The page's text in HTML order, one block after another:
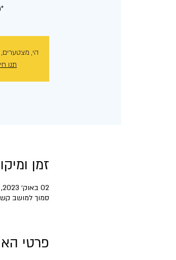
הי,
תנו
זמן
02 באוק׳ 2023, 20:15 – 22:00
סמוך למושב
פרטי